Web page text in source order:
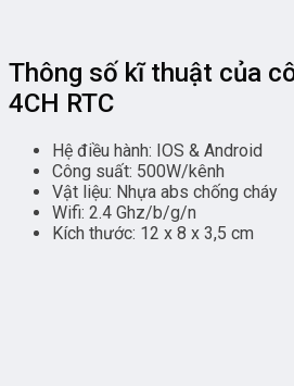
Thông số kĩ thuật của
4CH RTC
Hệ điều hành: IOS & Android
Công suất: 500W/kênh
Vật liệu: Nhựa abs chống cháy
Wifi: 2.4 Ghz/b/g/n
Kích thước: 12 x 8 x 3,5 cm